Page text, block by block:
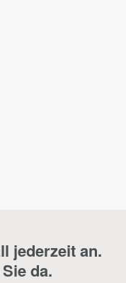
jederzeit an.
da.